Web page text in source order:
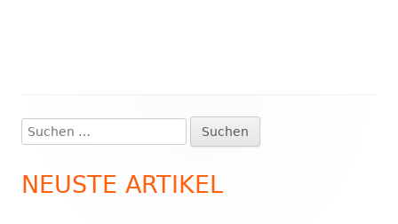
Haupt-
Seitenleiste
Suchen
nach:
NEUSTE ARTIKEL